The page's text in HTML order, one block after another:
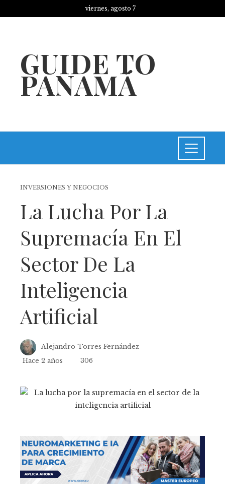
viernes, agosto 7
GUIDE TO
PANAMÁ
INVERSIONES Y NEGOCIOS
La Lucha Por La
Supremacía En El
Sector De La
Inteligencia
Artificial
Alejandro Torres Fernández
Hace 2 años
306